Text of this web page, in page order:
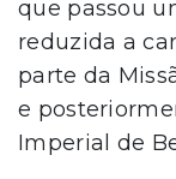
que passou
reduzida a
parte da
e
Imperial de